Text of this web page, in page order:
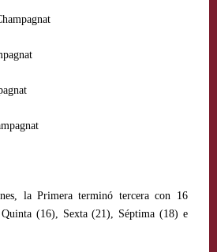
la Primera terminó tercera con 16
(16), Sexta (21), Séptima (18) e